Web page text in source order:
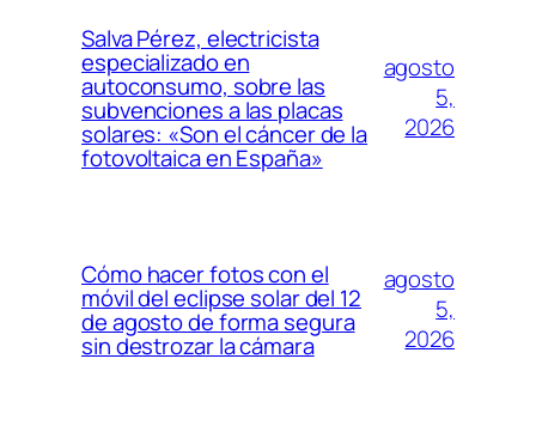
Salva Pérez, electricista
especializado en
autoconsumo, sobre las
subvenciones a las placas
solares: «Son el cáncer de la
fotovoltaica en España»
agosto
5,
2026
Cómo hacer fotos con el
móvil del eclipse solar del 12
de agosto de forma segura
sin destrozar la cámara
agosto
5,
2026